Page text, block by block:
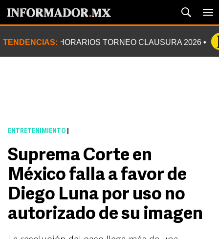
TENDENCIAS: HORARIOS TORNEO CLAUSURA 2026
ENTRETENIMIENTO
Suprema Corte en
México falla a favor de
Diego Luna por uso no
autorizado de su imagen